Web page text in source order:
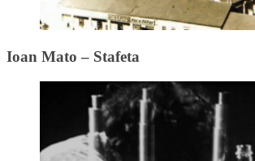
Ioan Mato – Stafeta